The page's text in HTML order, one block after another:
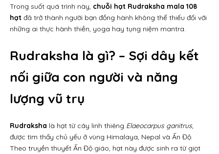
Trong suốt quá trình này, chuỗi hạt Rudraksha mala 108
hạt đã trở thành người bạn đồng hành không thể thiếu đối với
những ai thực hành thiền, yoga hay tụng niệm mantra.
Rudraksha là gì? – Sợi dây kết
nối giữa con người và năng
lượng vũ trụ
Rudraksha là hạt từ cây linh thiêng Elaeocarpus ganitrus,
được tìm thấy chủ yếu ở vùng Himalaya, Nepal và Ấn Độ.
Theo truyền thuyết Ấn Độ giáo, hạt này được sinh ra từ giọt